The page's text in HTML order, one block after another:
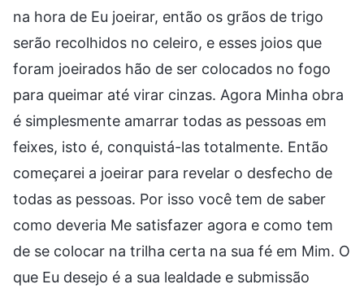
na hora de Eu joeirar, então os grãos de trigo
serão recolhidos no celeiro, e esses joios que
foram joeirados hão de ser colocados no fogo
para queimar até virar cinzas. Agora Minha obra
é simplesmente amarrar todas as pessoas em
feixes, isto é, conquistá-las totalmente. Então
começarei a joeirar para revelar o desfecho de
todas as pessoas. Por isso você tem de saber
como deveria Me satisfazer agora e como tem
de se colocar na trilha certa na sua fé em Mim. O
que Eu desejo é a sua lealdade e submissão